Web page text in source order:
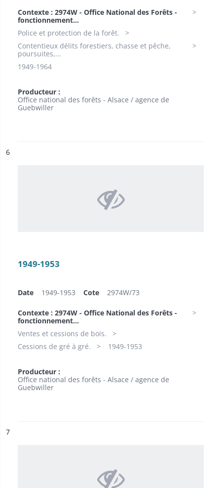
Contexte : 2974W - Office National des Forêts -
fonctionnement...
Police et protection de la forêt.
Contentieux délits forestiers, chasse et pêche,
poursuites,...
1949-1964
Producteur :
Office national des forêts - Alsace / agence de
Guebwiller
n°
6
1949-1953
Date 1949-1953 Cote 2974W/73
Contexte : 2974W - Office National des Forêts -
fonctionnement...
Ventes et cessions de bois.
Cessions de gré à gré.
1949-1953
Producteur :
Office national des forêts - Alsace / agence de
Guebwiller
n°
7